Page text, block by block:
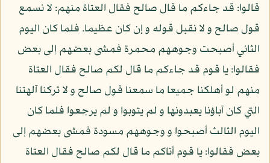
قالوا: قد جاءكم ما قال صالح فقال العتاة منهم: لا نسمع
قول صالح و لا نقبل قوله و إن كان عظيما. فلما كان اليوم
الثاني أصبحت وجوههم محمرة فمشى بعضهم إلى بعض
فقالوا: يا قوم قد جاءكم ما قال لكم صالح فقال العتاة
منهم لو أهلكنا جميعا ما سمعنا قول صالح و لا تركنا آلهتنا
التي كان آباؤنا يعبدونها و لم يتوبوا و لم يرجعوا فلما كان
اليوم الثالث أصبحوا و وجوههم مسودة فمشى بعضهم إلى
بعض فقالوا: يا قوم أتاكم ما قال لكم صالح فقال العتاة